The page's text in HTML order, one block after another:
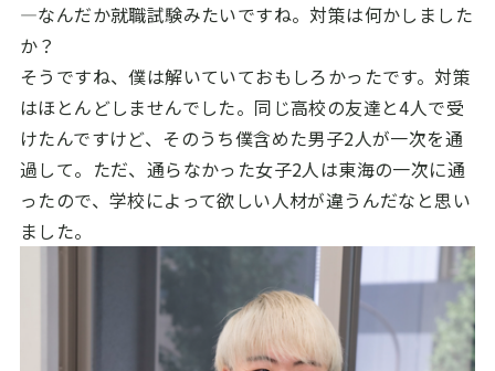
―なんだか就職試験みたいですね。対策は何かしました
か？
そうですね、僕は解いていておもしろかったです。対策
はほとんどしませんでした。同じ高校の友達と4人で受
けたんですけど、そのうち僕含めた男子2人が一次を通
過して。ただ、通らなかった女子2人は東海の一次に通
ったので、学校によって欲しい人材が違うんだなと思い
ました。